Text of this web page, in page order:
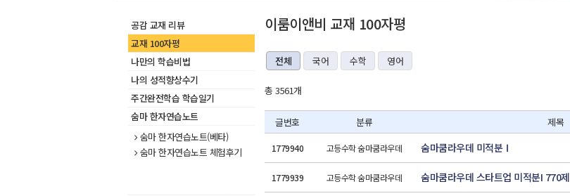
공감 교재 리뷰
교재 100자평
나만의 학습비법
나의 성적향상수기
주간완전학습 학습일기
숨마 한자연습노트
숨마 한자연습노트(베타)
숨마 한자연습노트 체험후기
이룸이앤비 교재 100자평
전체 국어 수학 영어
총 3561개
글번호 분류 제목
1779940 고등수학 숨마쿰라우데 숨마쿰라우데 미적분Ⅰ
1779939 고등수학 숨마쿰라우데 숨마쿰라우데 스타트업 미적분I 770제